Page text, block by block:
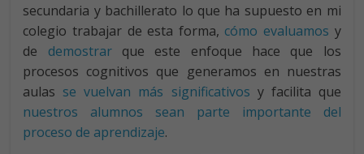
secundaria y bachillerato lo que ha supuesto en mi
colegio trabajar de esta forma, cómo evaluamos y
de demostrarque este enfoque hace que los
procesos cognitivos que generamos en nuestras
aulas se vuelvan más significativos y facilita que
nuestros alumnos sean parte importante del
proceso de aprendizaje.